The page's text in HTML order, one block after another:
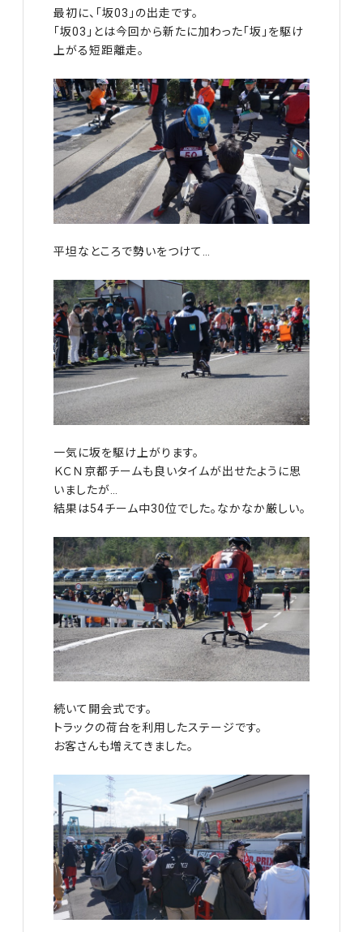
最初に、「坂03」の出走です。
「坂03」とは今回から新たに加わった「坂」を駆け
上がる短距離走。
平坦なところで勢いをつけて…
一気に坂を駆け上がります。
ＫＣＮ京都チームも良いタイムが出せたように思
いましたが…
結果は54チーム中30位でした。なかなか厳しい。
続いて開会式です。
トラックの荷台を利用したステージです。
お客さんも増えてきました。